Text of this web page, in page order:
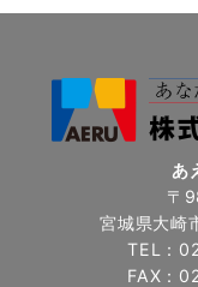
あ
〒
宮城県大崎
TEL：
FAX：